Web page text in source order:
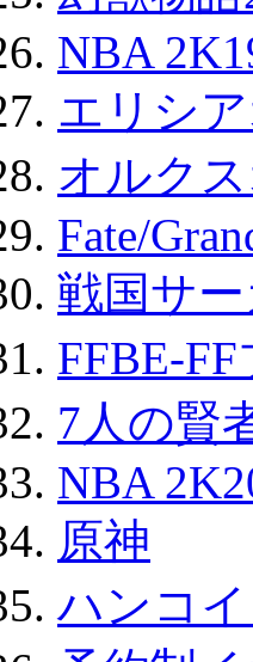
NBA
エリシ
オルク
Fate/
戦国サ
FFBE-
7人の賢
NBA
原神
ハンコ